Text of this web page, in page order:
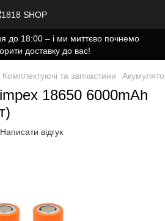
18:00 – і ми миттєво почнемо
доставку до вас!
Комплектуючі та запчастини
18650 6000mAh
Написати відгук